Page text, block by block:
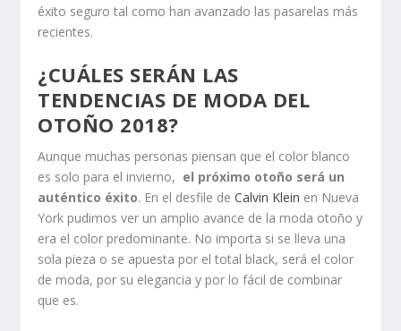
éxito seguro tal como han avanzado las pasarelas más
recientes.
¿CUÁLES SERÁN LAS
TENDENCIAS DE MODA DEL
OTOÑO 2018?
Aunque muchas personas piensan que el color blanco
es solo para el invierno, el próximo otoño será un
auténtico éxito. En el desfile deCalvin Klein en Nueva
York pudimos ver un amplio avance de la moda otoño y
era el color predominante. No importa si se lleva una
sola pieza o se apuesta por el total black, será el color
de moda, por su elegancia y por lo fácil de combinar
que es.